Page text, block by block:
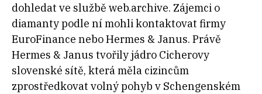
dohledat ve službě web.archive. Zájemci o
diamanty podle ní mohli kontaktovat firmy
EuroFinance nebo Hermes & Janus. Právě
Hermes & Janus tvořily jádro Cicherovy
slovenské sítě, která měla cizincům
zprostředkovat volný pohyb v Schengenském